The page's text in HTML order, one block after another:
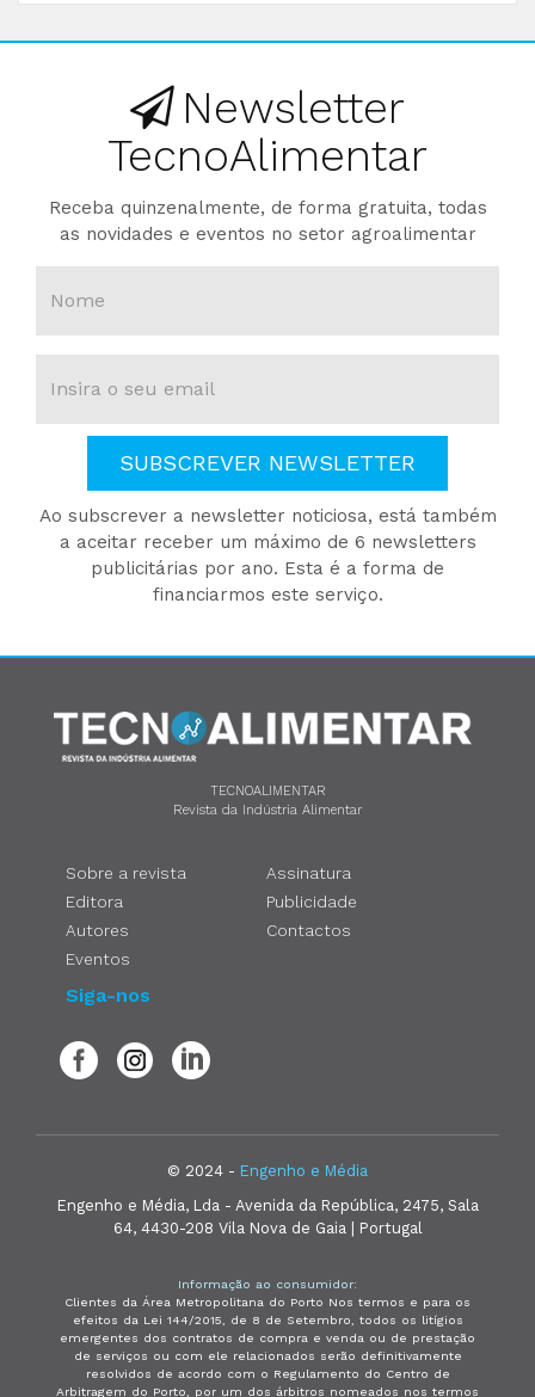
Newsletter
TecnoAlimentar
Receba quinzenalmente, de forma gratuita, todas
as novidades e eventos no setor agroalimentar
SUBSCREVER NEWSLETTER
Ao subscrever a newsletter noticiosa, está também
a aceitar receber um máximo de 6 newsletters
publicitárias por ano. Esta é a forma de
financiarmos este serviço.
TECNOALIMENTAR
Revista da Indústria Alimentar
Sobre a revista
Editora
Autores
Eventos
Assinatura
Publicidade
Contactos
Siga-nos
© 2024 - Engenho e Média
Engenho e Média, Lda - Avenida da República, 2475, Sala
64, 4430-208 Vila Nova de Gaia | Portugal
Informação ao consumidor:
Clientes da Área Metropolitana do Porto Nos termos e para os
efeitos da Lei 144/2015, de 8 de Setembro, todos os litígios
emergentes dos contratos de compra e venda ou de prestação
de serviços ou com ele relacionados serão definitivamente
resolvidos de acordo com o Regulamento do Centro de
Arbitragem do Porto, por um dos árbitros nomeados nos termos